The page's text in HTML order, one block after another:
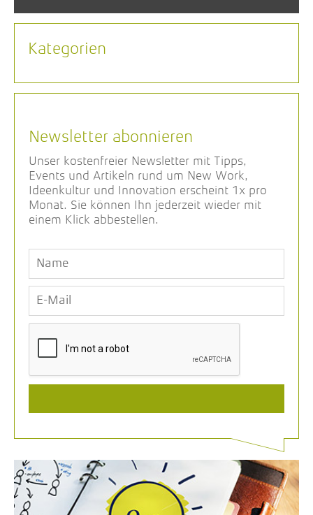
Kategorien
Newsletter abonnieren
Unser kostenfreier Newsletter mit Tipps,
Events und Artikeln rund um New Work,
Ideenkultur und Innovation erscheint 1x pro
Monat. Sie können Ihn jederzeit wieder mit
einem Klick abbestellen.